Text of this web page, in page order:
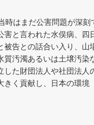
時はまだ公害問題が深
害と言われた水俣病、四
被告との話合い入り、山
質汚濁あるいは土壌汚染
した財団法人や社団法人
きく貢献し、日本の環境